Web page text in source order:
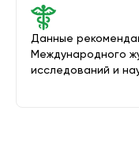
Данные
Международного
исследований и